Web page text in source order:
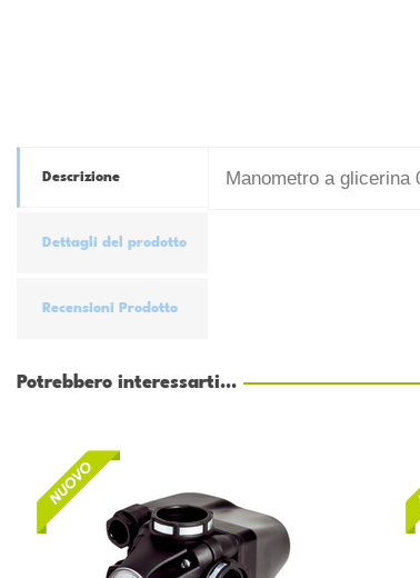
Descrizione
Dettagli del prodotto
Recensioni Prodotto
Manometro a glicerina
Potrebbero interessarti...